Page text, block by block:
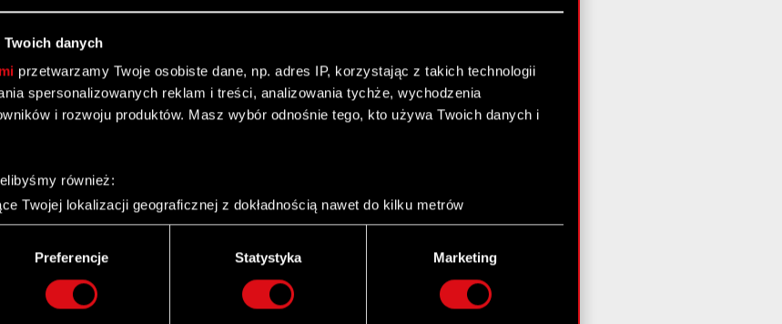
danych
przetwarzamy Twoje osobiste dane, np. adres IP, korzystając z takich technologii
spersonalizowanych reklam i treści, analizowania tychże, wychodzenia
i rozwoju produktów. Masz wybór odnośnie tego, kto używa Twoich danych i
również:
Twojej lokalizacji geograficznej z dokładnością nawet do kilku metrów
aktywnie analizując charakteryzującego je zbiory danych (fingerprinting,
jak Twoje osobiste dane są przetwarzane oraz ustaw własne preferencje w
cookie możesz zmienić lub wycofać swoją zgodę w dowolnej chwili.
Preferencje Statystyka Marketing